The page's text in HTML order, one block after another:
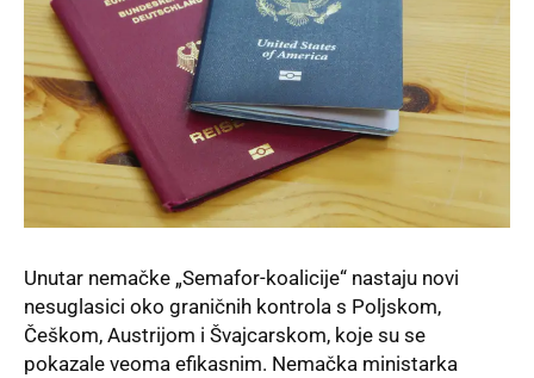
Unutar nemačke „Semafor-koalicije“ nastaju novi
nesuglasici oko graničnih kontrola s Poljskom,
Češkom, Austrijom i Švajcarskom, koje su se
pokazale veoma efikasnim. Nemačka ministarka